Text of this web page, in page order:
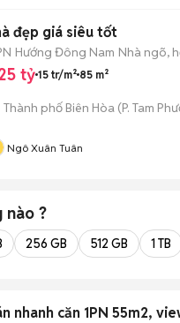
đẹp giá siêu tốt
Hướng Đông Nam Nhà ngõ,
tỷ15 tr/m² 85 m²
Thành phố Biên Hòa (P. Tam
Ngô Xuân Tuân
nào ?
256 GB 512 GB 1 TB
nhanh căn 1PN 55m2,